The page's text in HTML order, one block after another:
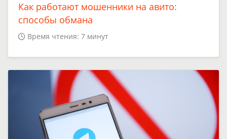
Как работают мошенники на авито:
способы обмана
Время чтения: 7 минут